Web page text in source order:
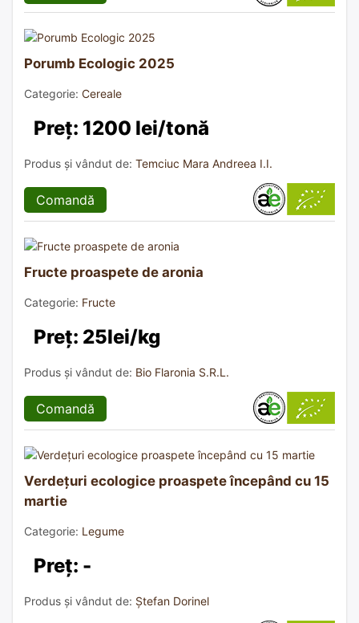
Porumb Ecologic 2025
Categorie: Cereale
Preț: 1200 lei/tonă
Produs și vândut de: Temciuc Mara Andreea I.I.
Comandă
Fructe proaspete de aronia
Categorie: Fructe
Preț: 25lei/kg
Produs și vândut de: Bio Flaronia S.R.L.
Comandă
Verdețuri ecologice proaspete începând cu 15
martie
Categorie: Legume
Preț: -
Produs și vândut de: Ștefan Dorinel